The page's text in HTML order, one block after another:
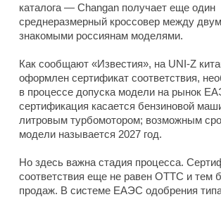
каталога — Changan получает еще один
среднеразмерный кроссовер между
знакомыми россиянам моделями.
Как сообщают «Известия», на UNI-Z
оформлен сертификат соответствия,
в процессе допуска модели на рынок
сертификация касается бензиновой
литровым турбомотором; возможным
модели называется 2027 год.
Но здесь важна стадия процесса.
соответствия еще не равен ОТТС и тем
продаж. В системе ЕАЭС одобрения типа